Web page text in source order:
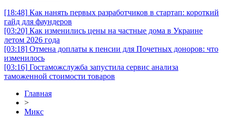
[18:48] Как нанять первых разработчиков в стартап: короткий
гайд для фаундеров
[03:20] Как изменились цены на частные дома в Украине
летом 2026 года
[03:18] Отмена доплаты к пенсии для Почетных доноров: что
изменилось
[03:16] Гостаможслужба запустила сервис анализа
таможенной стоимости товаров
Главная
>
Микс